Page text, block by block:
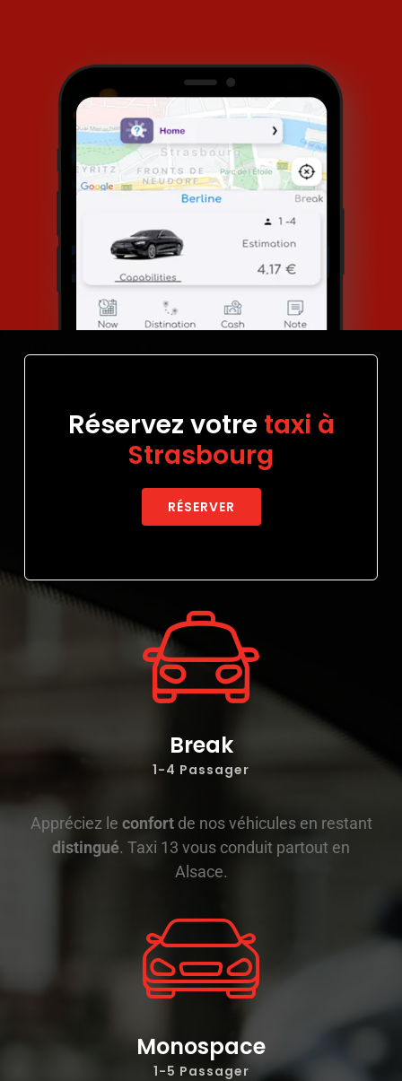
Réservez votre taxi à
Strasbourg
RÉSERVER
Break
1-4 Passager
Appréciez le confortde nos véhicules en restant
distingué. Taxi 13 vous conduit partout en
Alsace.
Monospace
1-5 Passager